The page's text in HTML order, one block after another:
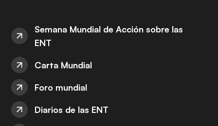
Semana Mundial de Acción sobre las
ENT
Carta Mundial
Foro mundial
Diarios de las ENT